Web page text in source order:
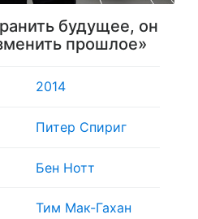
будущее, он
прошлое»
2014
Питер Спириг
Бен Нотт
Тим Мак-Гахан